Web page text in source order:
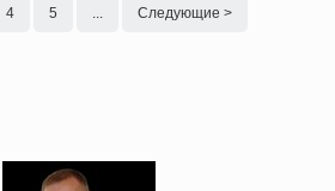
4 5 ... Следующие >